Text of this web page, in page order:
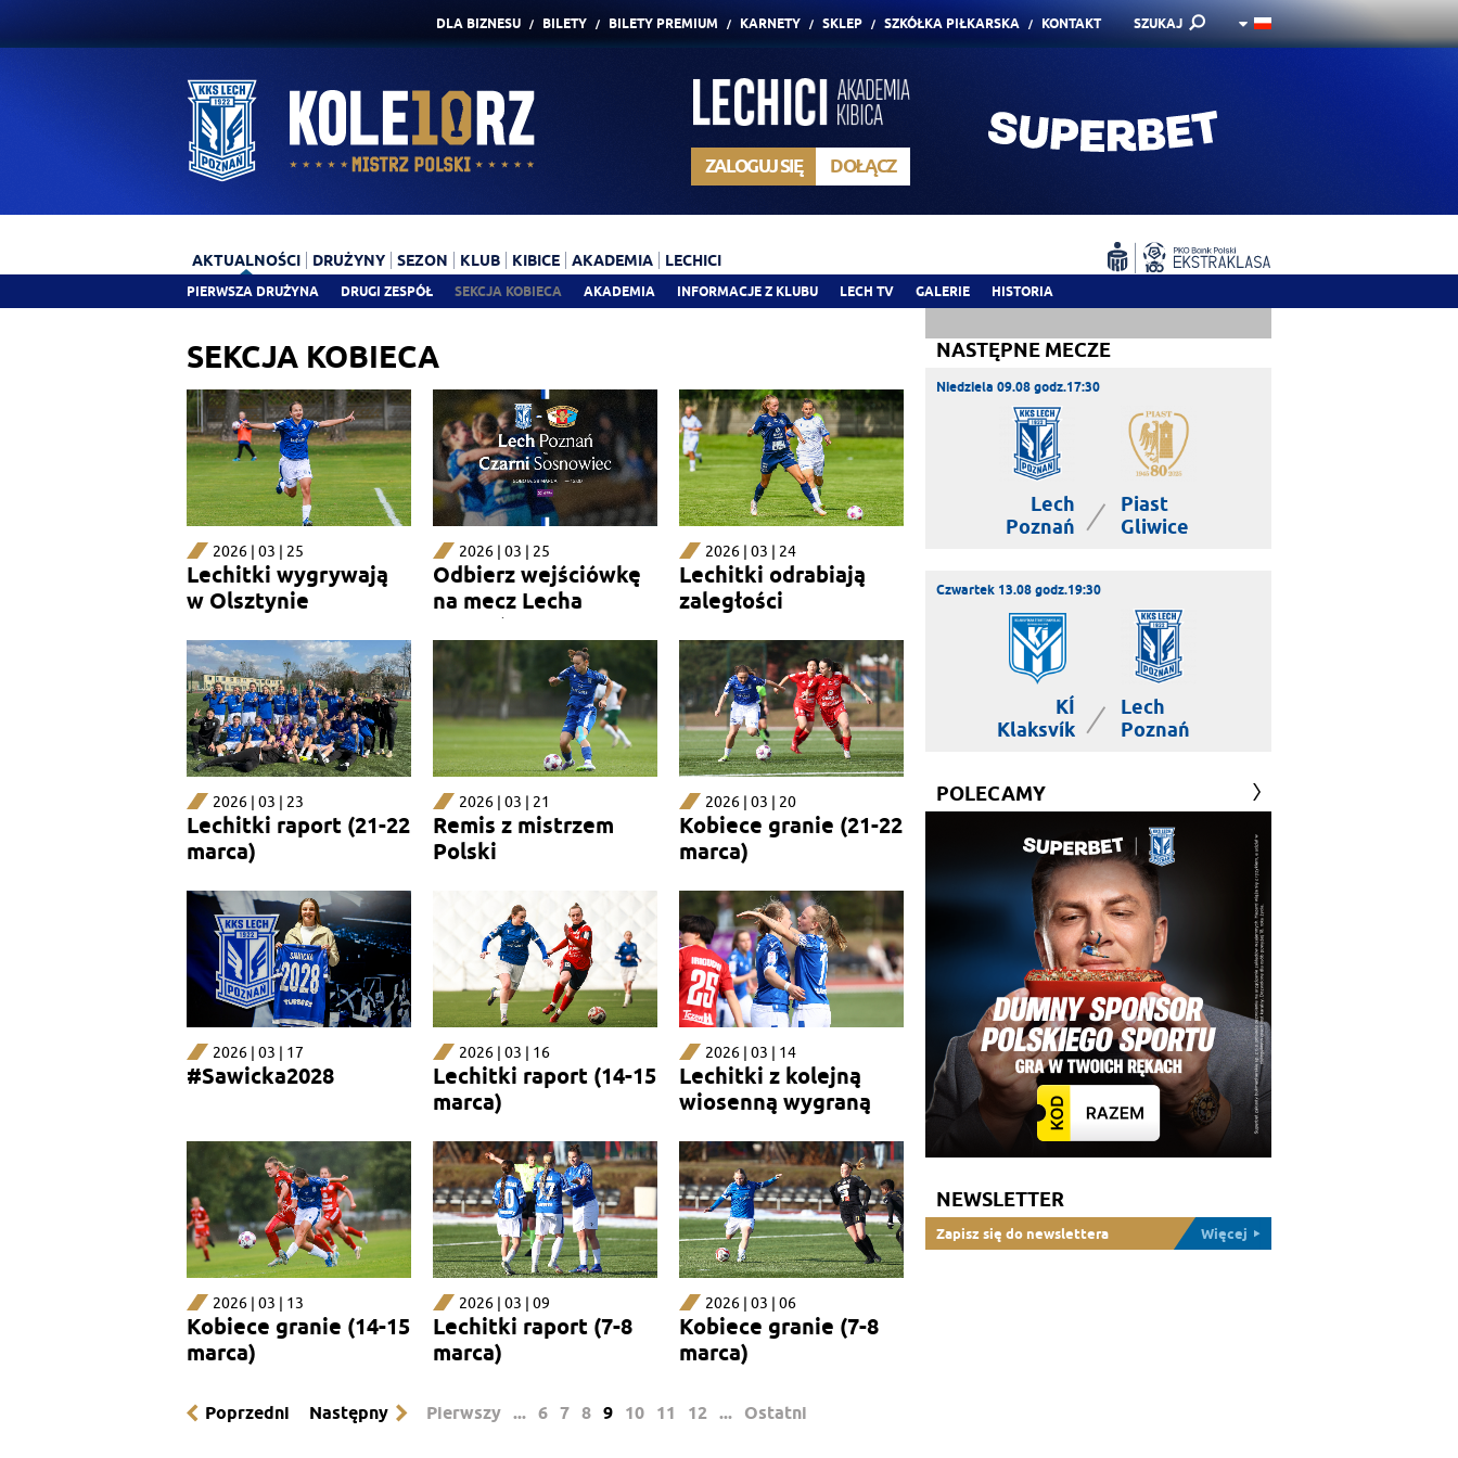
DLA BIZNESU BILETY BILETY PREMIUM KARNETY SKLEP SZKÓŁKA PIŁKARSKA KONTAKT SZUKAJ
ZALOGUJ SIĘ DOŁĄCZ
AKTUALNOŚCI
PIERWSZA DRUŻYNA DRUGI ZESPÓŁ SEKCJA KOBIECA AKADEMIA INFORMACJE Z KLUBU LECH TV GALERIE HISTORIA
DRUŻYNY SEZON KLUB KIBICE AKADEMIA LECHICI
SEKCJA KOBIECA
2026 | 03 | 25
Lechitki wygrywają
w Olsztynie
2026 | 03 | 25
Odbierz wejściówkę
na mecz Lecha
Poznań UAM
2026 | 03 | 24
Lechitki odrabiają
zaległości
2026 | 03 | 23
Lechitki raport (21-22
marca)
2026 | 03 | 21
Remis z mistrzem
Polski
2026 | 03 | 20
Kobiece granie (21-22
marca)
2026 | 03 | 17
#Sawicka2028
2026 | 03 | 16
Lechitki raport (14-15
marca)
2026 | 03 | 14
Lechitki z kolejną
wiosenną wygraną
2026 | 03 | 13
Kobiece granie (14-15
marca)
2026 | 03 | 09
Lechitki raport (7-8
marca)
2026 | 03 | 06
Kobiece granie (7-8
marca)
Poprzedni Następny Pierwszy ... 6 7 8 9 10 11 12 ... Ostatni
NASTĘPNE MECZE
Niedziela 09.08 godz.17:30
Lech
Poznań
|
Piast
Gliwice
Czwartek 13.08 godz.19:30
KÍ
Klaksvík
|
Lech
Poznań
POLECAMY
NEWSLETTER
Zapisz się do newslettera Więcej